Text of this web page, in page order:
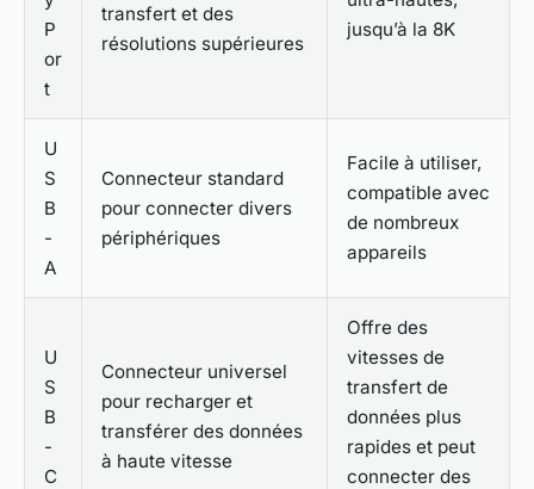
P
or
t
transfert et des
résolutions supérieures
jusqu’à la 8K
U
S
B
-
A
Connecteur standard
pour connecter divers
périphériques
Facile à utiliser,
compatible avec
de nombreux
appareils
U
S
B
-
C
Connecteur universel
pour recharger et
transférer des données
à haute vitesse
Offre des
vitesses de
transfert de
données plus
rapides et peut
connecter des